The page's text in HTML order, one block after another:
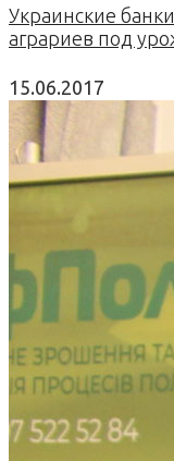
Украинские
аграриев под
15.06.2017